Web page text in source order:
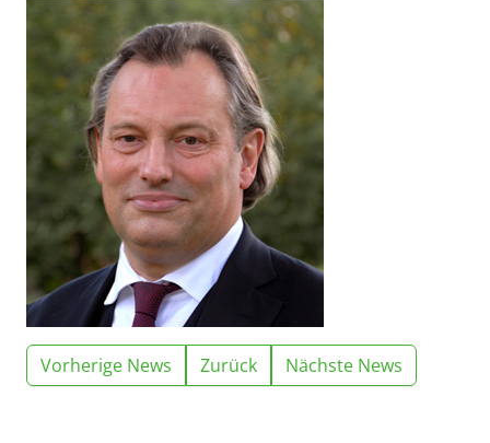
Vorherige News Zurück Nächste News